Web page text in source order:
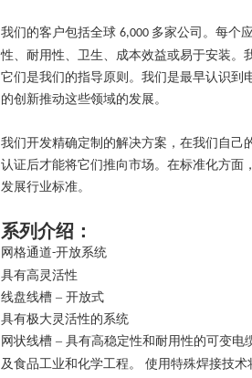
我们的客户包括全球 6,000 多家公司。每个
性、耐用性、卫生、成本效益或易于安装。
它们是我们的指导原则。我们是最早认识到
的创新推动这些领域的发展。
我们开发精确定制的解决方案，在我们自己
认证后才能将它们推向市场。在标准化方面
发展行业标准。
系列介绍：
网格通道-开放系统
具有高灵活性
线盘线槽 – 开放式
具有极大灵活性的系统
网状线槽 – 具有高稳定性和耐用性的可变电
及食品工业和化学工程。 使用特殊焊接技术